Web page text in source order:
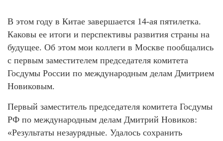
В этом году в Китае завершается 14-ая пятилетка.
Каковы ее итоги и перспективы развития страны на
будущее. Об этом мои коллеги в Москве пообщались
с первым заместителем председателя комитета
Госдумы России по международным делам Дмитрием
Новиковым.
Первый заместитель председателя комитета Госдумы
РФ по международным делам Дмитрий Новиков:
«Результаты незаурядные. Удалось сохранить